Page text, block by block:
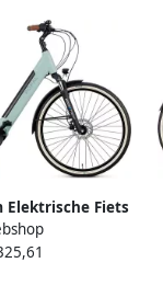
Elektrische Fiets
47 cm
Hydraulische